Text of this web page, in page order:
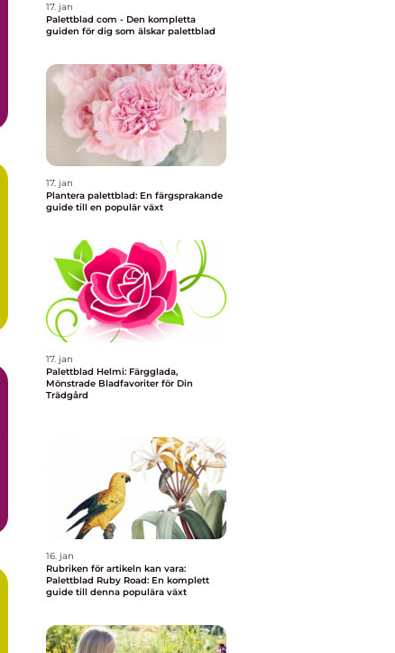
17. jan
Palettblad com - Den kompletta
guiden för dig som älskar palettblad
17. jan
Plantera palettblad: En färgsprakande
guide till en populär växt
17. jan
Palettblad Helmi: Färgglada,
Mönstrade Bladfavoriter för Din
Trädgård
16. jan
Rubriken för artikeln kan vara:
Palettblad Ruby Road: En komplett
guide till denna populära växt